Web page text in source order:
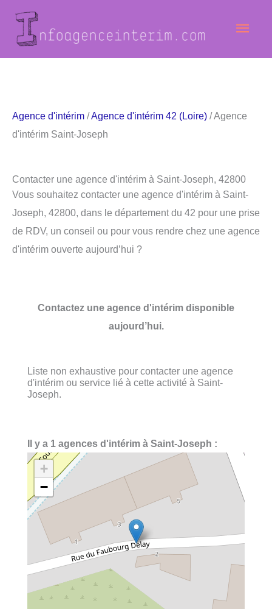
contenu
Agence d'intérim /Agence d'intérim 42 (Loire) / Agence
d'intérim Saint-Joseph
Contacter une agence d'intérim à Saint-Joseph, 42800
Vous souhaitez contacter une agence d'intérim à Saint-
Joseph, 42800, dans le département du 42 pour une prise
de RDV, un conseil ou pour vous rendre chez une agence
d'intérim ouverte aujourd’hui ?
Contactez une agence d'intérim disponible
aujourd’hui.
Liste non exhaustive pour contacter une agence
d'intérim ou service lié à cette activité à Saint-
Joseph.
Il y a 1 agences d'intérim à Saint-Joseph :
+
−